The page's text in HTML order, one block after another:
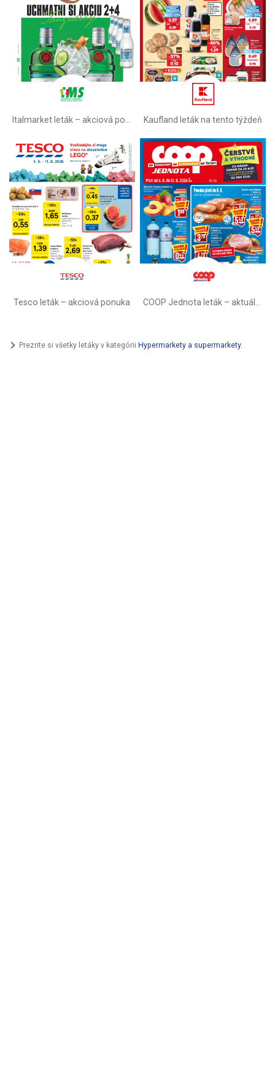
Italmarket leták –⁠ akciová ponuka Kaufland leták na tento týždeň
Tesco leták – akciová ponuka
Prezrite si všetky letáky v kategórii Hypermarkety a supermarkety.